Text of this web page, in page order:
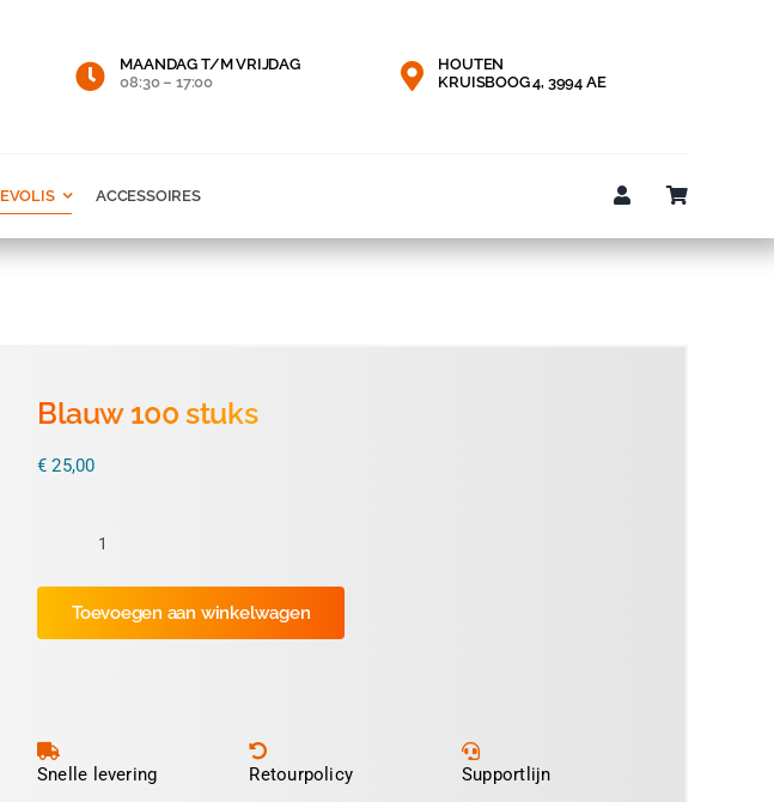
MAANDAG T/M VRIJDAG
08:30 – 17:00
HOUTEN
KRUISBOOG 4, 3994 AE
EVOLIS ACCESSOIRES
Blauw 100 stuks
€ 25,00
Blauw
100
stuks
aantal
Toevoegen aan winkelwagen
Snelle levering Retourpolicy Supportlijn